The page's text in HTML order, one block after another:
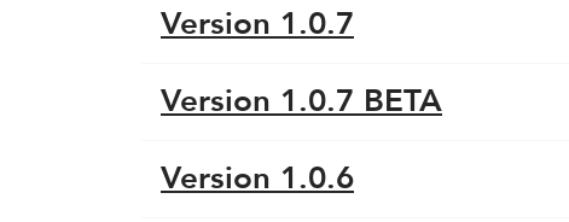
Version 1.0.7
Version 1.0.7 BETA
Version 1.0.6